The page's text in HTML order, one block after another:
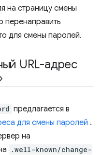
на страницу смены
перенаправить
для смены паролей.
URL-адрес
предлагается в
для смены паролей .
на
.well-known/change-